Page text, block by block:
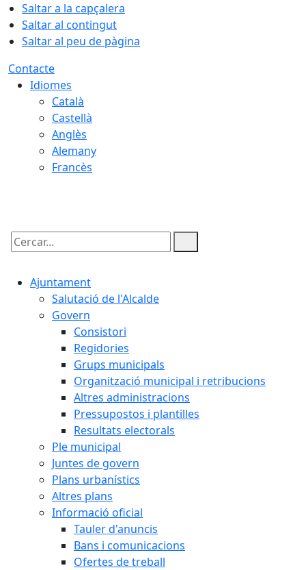
Saltar a la capçalera
Saltar al contingut
Saltar al peu de pàgina
Contacte
Idiomes
Català
Castellà
Anglès
Alemany
Francès
Cercar:
Ajuntament
Salutació de l'Alcalde
Govern
Consistori
Regidories
Grups municipals
Organització municipal i retribucions
Altres administracions
Pressupostos i plantilles
Resultats electorals
Ple municipal
Juntes de govern
Plans urbanístics
Altres plans
Informació oficial
Tauler d'anuncis
Bans i comunicacions
Ofertes de treball